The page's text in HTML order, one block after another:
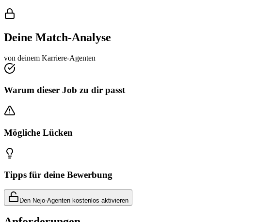
Deine Match-Analyse
von deinem Karriere-Agenten
Warum dieser Job zu dir passt
Mögliche Lücken
Tipps für deine Bewerbung
Den Nejo-Agenten kostenlos aktivieren